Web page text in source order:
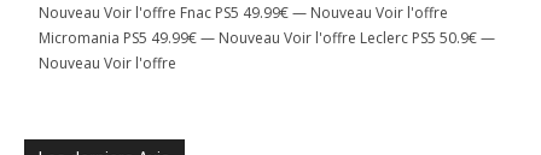
Nouveau Voir l'offre Fnac PS5 49.99€ — Nouveau Voir l'offre
Micromania PS5 49.99€ — Nouveau Voir l'offre Leclerc PS5 50.9€ —
Nouveau Voir l'offre